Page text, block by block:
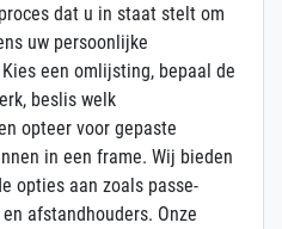
dat u in staat stelt om
uw persoonlijke
een omlijsting, bepaal de
beslis welk
opteer voor gepaste
in een frame. Wij bieden
opties aan zoals passe-
afstandhouders. Onze